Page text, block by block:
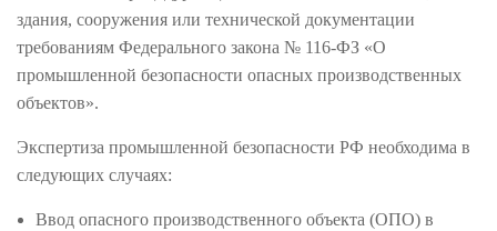
здания, сооружения или технической документации
требованиям Федерального закона № 116-ФЗ «О
промышленной безопасности опасных производственных
объектов».
Экспертиза промышленной безопасности РФ необходима в
следующих случаях:
Ввод опасного производственного объекта (ОПО) в